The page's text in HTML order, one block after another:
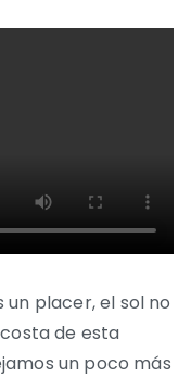
un placer, el sol no
de esta
un poco más